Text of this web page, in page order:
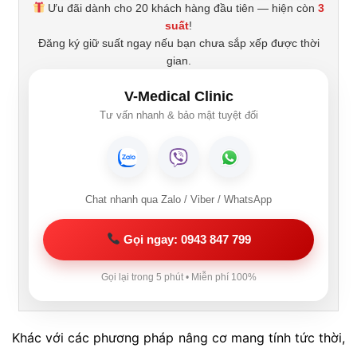
Ưu đãi dành cho 20 khách hàng đầu tiên — hiện còn3
suất!
Đăng ký giữ suất ngay nếu bạn chưa sắp xếp được thời
gian.
V-Medical Clinic
Tư vấn nhanh & bảo mật tuyệt đối
Chat nhanh qua Zalo / Viber / WhatsApp
Gọi ngay: 0943 847 799
Gọi lại trong 5 phút • Miễn phí 100%
Khác với các phương pháp nâng cơ mang tính tức thời,